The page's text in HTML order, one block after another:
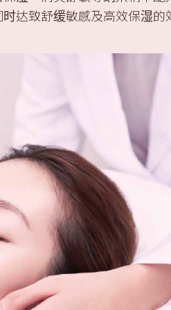
达致舒缓敏感及高效保湿的